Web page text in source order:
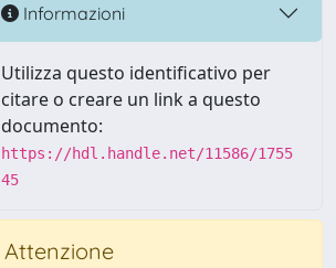
Informazioni
Utilizza questo identificativo per
citare o creare un link a questo
documento:
https://hdl.handle.net/11586/1755
45
Attenzione